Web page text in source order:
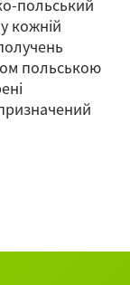
польський
кожній
польською